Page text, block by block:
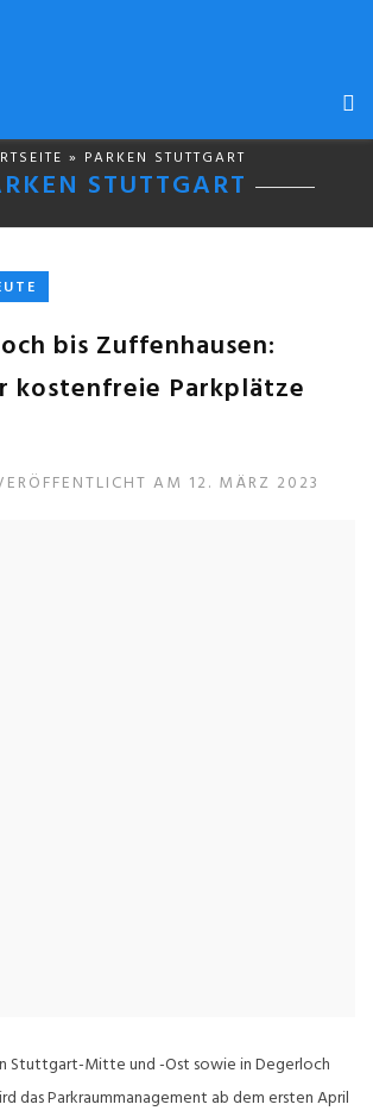
» PARKEN STUTTGART
STUTTGART
bis Zuffenhausen:
kostenfreie Parkplätze
AM 12. MÄRZ 2023
Stuttgart-Mitte und -Ost sowie in Degerloch
das Parkraummanagement ab dem ersten April